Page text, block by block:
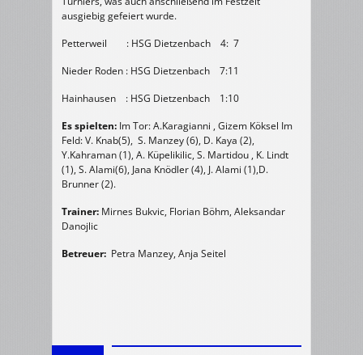
ausgiebig gefeiert wurde.
Petterweil : HSG Dietzenbach 4: 7
Nieder Roden : HSG Dietzenbach 7:11
Hainhausen : HSG Dietzenbach 1:10
Es spielten: Im Tor: A.Karagianni , Gizem Köksel Im
Feld: V. Knab(5), S. Manzey (6), D. Kaya (2),
Y.Kahraman (1), A. Küpelikilic, S. Martidou , K. Lindt
(1), S. Alami(6), Jana Knödler (4), J. Alami (1),D.
Brunner (2).
Trainer: Mirnes Bukvic, Florian Böhm, Aleksandar
Danojlic
Betreuer: Petra Manzey, Anja Seitel